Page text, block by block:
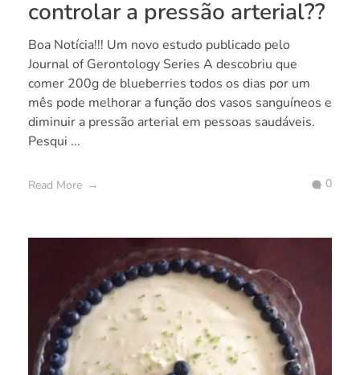
controlar a pressão arterial??
Boa Notícia!!! Um novo estudo publicado pelo
Journal of Gerontology Series A descobriu que
comer 200g de blueberries todos os dias por um
mês pode melhorar a função dos vasos sanguíneos e
diminuir a pressão arterial em pessoas saudáveis.
Pesqui ...
Read More 0